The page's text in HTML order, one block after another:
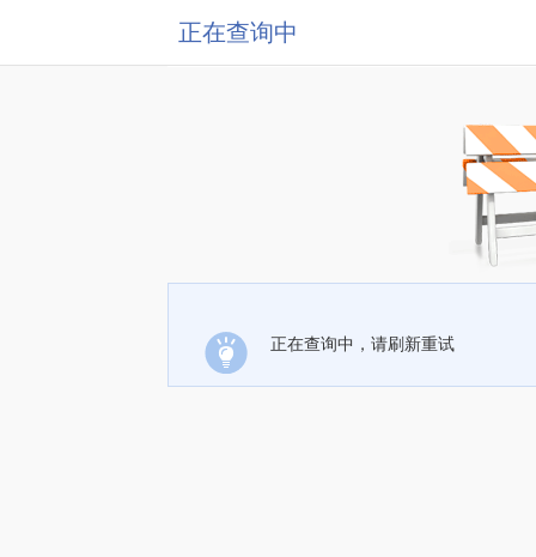
正在查询中
正在查询中，请刷新重试